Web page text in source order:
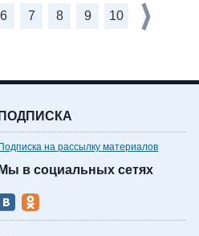
6 7 8 9 10
ПОДПИСКА
Подписка на рассылку материалов
Мы в социальных сетях